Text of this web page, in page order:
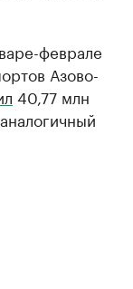
феврале
Азово-
40,77 млн